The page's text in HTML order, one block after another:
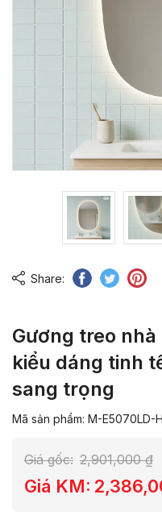
Share:
Gương treo
kiểu dáng tinh
sang trọng
Mã sản phẩm: M-E5070LD-H
Giá gốc: 2,901,000₫
Giá KM: